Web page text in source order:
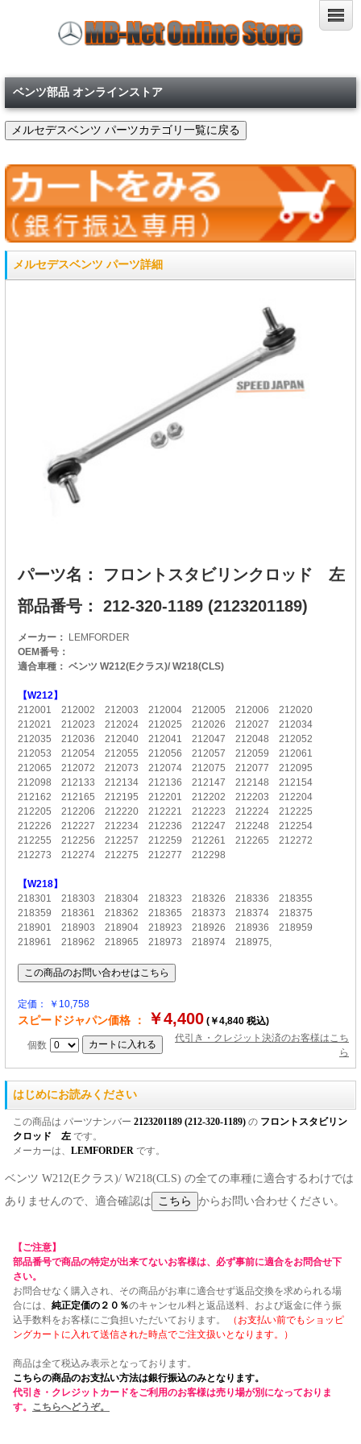
ベンツ部品 オンラインストア
メルセデスベンツ パーツ詳細
パーツ名： フロントスタビリンクロッド 左
部品番号： 212-320-1189 (2123201189)
メーカー：
LEMFORDER
OEM番号：
適合車種： ベンツ W212(Eクラス)/ W218(CLS)
【W212】
212001 212002 212003 212004 212005 212006 212020
212021 212023 212024 212025 212026 212027 212034
212035 212036 212040 212041 212047 212048 212052
212053 212054 212055 212056 212057 212059 212061
212065 212072 212073 212074 212075 212077 212095
212098 212133 212134 212136 212147 212148 212154
212162 212165 212195 212201 212202 212203 212204
212205 212206 212220 212221 212223 212224 212225
212226 212227 212234 212236 212247 212248 212254
212255 212256 212257 212259 212261 212265 212272
212273 212274 212275 212277 212298
【W218】
218301 218303 218304 218323 218326 218336 218355
218359 218361 218362 218365 218373 218374 218375
218901 218903 218904 218923 218926 218936 218959
218961 218962 218965 218973 218974 218975,
定価： ￥10,758
スピードジャパン価格 ： ￥4,400 (￥4,840 税込)
個数
代引き・クレジット決済のお客様はこち
ら
はじめにお読みください
この商品は パーツナンバー 2123201189 (212-320-1189) の フロントスタビリン
クロッド 左 です。
メーカーは、 LEMFORDER です。
ベンツ W212(Eクラス)/ W218(CLS) の全ての車種に適合するわけでは
ありませんので、適合確認は
からお問い合わせください。
【ご注意】
部品番号で商品の特定が出来てないお客様は、必ず事前に適合をお問合せ下
さい。
お問合せなく購入され、その商品がお車に適合せず返品交換を求められる場
合には、 純正定価の２０％のキャンセル料と返品送料、および返金に伴う振
込手数料をお客様にご負担いただいております。
（お支払い前でもショッピ
ングカートに入れて送信された時点でご注文扱いとなります。）
商品は全て税込み表示となっております。
こちらの商品のお支払い方法は銀行振込のみとなります。
代引き・クレジットカードをご利用のお客様は売り場が別になっておりま
す。 こちらへどうぞ。